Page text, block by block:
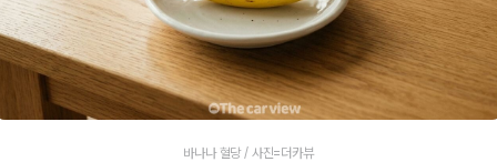
바나나 혈당 / 사진=더카뷰